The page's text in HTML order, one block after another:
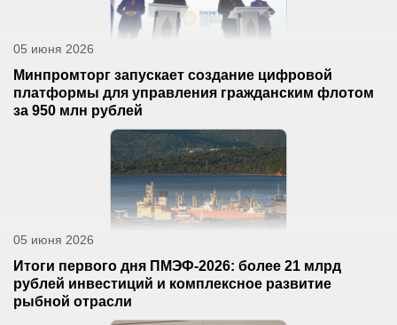
05 июня 2026
Минпромторг запускает создание цифровой
платформы для управления гражданским флотом
за 950 млн рублей
05 июня 2026
Итоги первого дня ПМЭФ-2026: более 21 млрд
рублей инвестиций и комплексное развитие
рыбной отрасли